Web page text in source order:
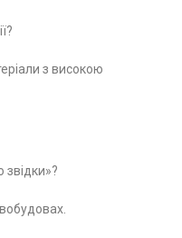
з високою
звідки»?